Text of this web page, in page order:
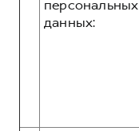
персональных
данных: